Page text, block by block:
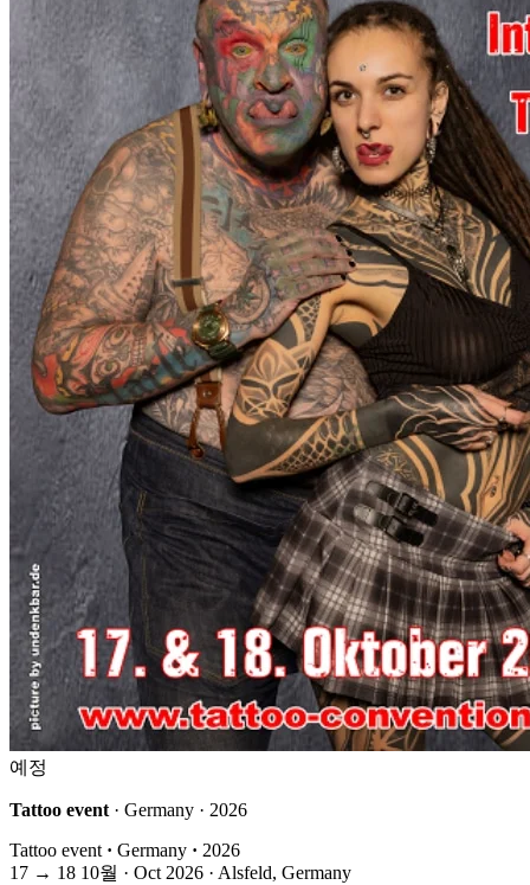
예정
Tattoo event · Germany · 2026
Tattoo event · Germany · 2026
17 → 18 10월 · Oct 2026 · Alsfeld, Germany